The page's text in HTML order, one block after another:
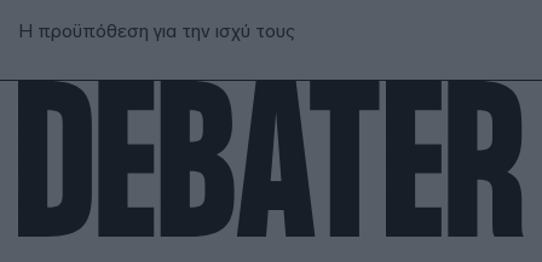
Η προϋπόθεση για την ισχύ τους